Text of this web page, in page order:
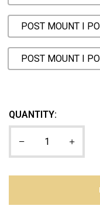
POST MOUNT I
POST MOUNT I
QUANTITY: